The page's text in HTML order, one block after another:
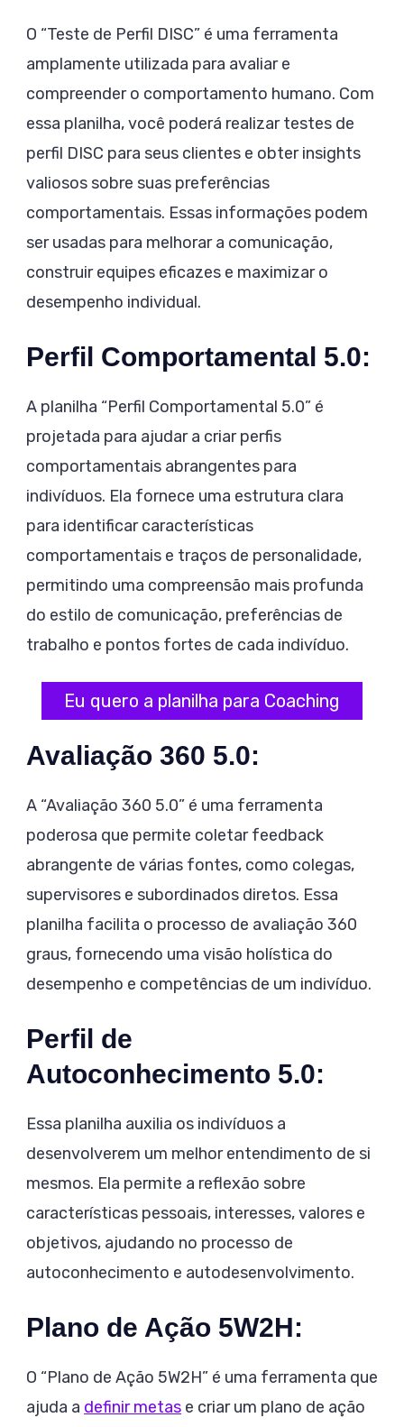
O “Teste de Perfil DISC” é uma ferramenta
amplamente utilizada para avaliar e
compreender o comportamento humano. Com
essa planilha, você poderá realizar testes de
perfil DISC para seus clientes e obter insights
valiosos sobre suas preferências
comportamentais. Essas informações podem
ser usadas para melhorar a comunicação,
construir equipes eficazes e maximizar o
desempenho individual.
Perfil Comportamental 5.0:
A planilha “Perfil Comportamental 5.0” é
projetada para ajudar a criar perfis
comportamentais abrangentes para
indivíduos. Ela fornece uma estrutura clara
para identificar características
comportamentais e traços de personalidade,
permitindo uma compreensão mais profunda
do estilo de comunicação, preferências de
trabalho e pontos fortes de cada indivíduo.
Eu quero a planilha para Coaching
Avaliação 360 5.0:
A “Avaliação 360 5.0” é uma ferramenta
poderosa que permite coletar feedback
abrangente de várias fontes, como colegas,
supervisores e subordinados diretos. Essa
planilha facilita o processo de avaliação 360
graus, fornecendo uma visão holística do
desempenho e competências de um indivíduo.
Perfil de
Autoconhecimento 5.0:
Essa planilha auxilia os indivíduos a
desenvolverem um melhor entendimento de si
mesmos. Ela permite a reflexão sobre
características pessoais, interesses, valores e
objetivos, ajudando no processo de
autoconhecimento e autodesenvolvimento.
Plano de Ação 5W2H:
O “Plano de Ação 5W2H” é uma ferramenta que
ajuda a definir metas e criar um plano de ação